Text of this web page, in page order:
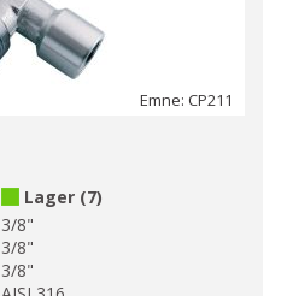
Emne: CP211
Lager (7)
3/8"
3/8"
3/8"